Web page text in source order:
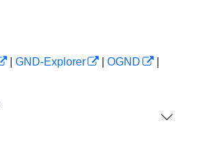
GND-Explorer OGND